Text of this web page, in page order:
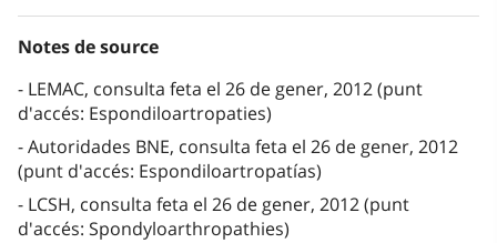
Notes de source
LEMAC, consulta feta el 26 de gener, 2012 (punt
d'accés: Espondiloartropaties)
Autoridades BNE, consulta feta el 26 de gener, 2012
(punt d'accés: Espondiloartropatías)
LCSH, consulta feta el 26 de gener, 2012 (punt
d'accés: Spondyloarthropathies)